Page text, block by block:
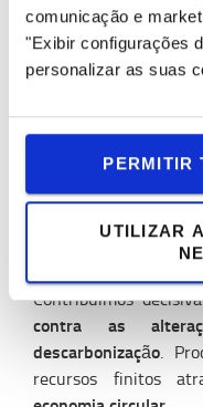
comunicação e
"Exibir configurações
personalizar as suas
PERMITIR
UTILIZAR
Os nossos
sustentabilidade
governaça (ESG)nas
Com base na análise
interessadas,
conformidade a
ação climática e na
Contribuímos
contra as
descarbonização.
recursos finitos